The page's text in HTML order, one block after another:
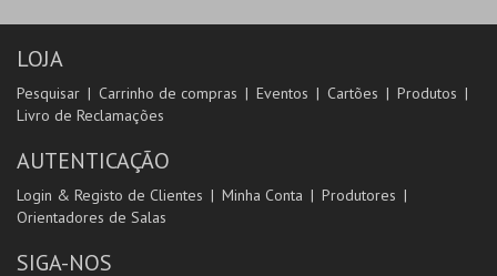
LOJA
Pesquisar Carrinho de compras Eventos Cartões
Produtos
Livro de Reclamações
AUTENTICAÇÃO
Login & Registo de Clientes Minha Conta
Produtores
Orientadores de Salas
SIGA-NOS